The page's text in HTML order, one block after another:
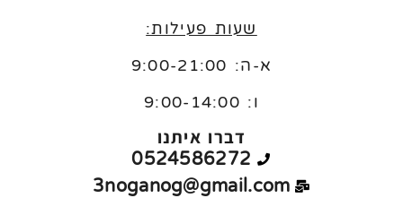
שעות פעילות:
א-ה: 9:00-21:00
ו: 9:00-14:00
דברו איתנו
0524586272
3noganog@gmail.com